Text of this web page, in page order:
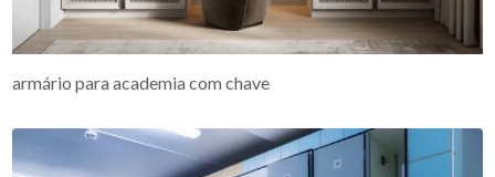
armário para academia com chave